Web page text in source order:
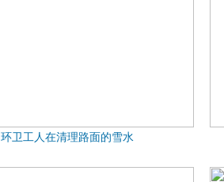
环卫工人在清理路面的雪水